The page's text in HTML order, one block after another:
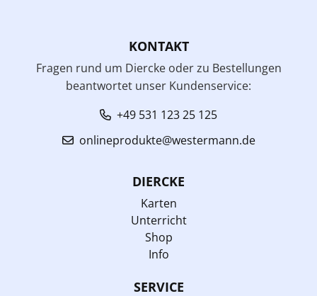
KONTAKT
Fragen rund um Diercke oder zu Bestellungen
beantwortet unser Kundenservice:
+49 531 123 25 125
onlineprodukte@westermann.de
DIERCKE
Karten
Unterricht
Shop
Info
SERVICE